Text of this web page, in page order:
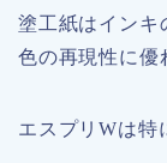
塗工紙はインキ
色の再現性に優
エスプリWは特